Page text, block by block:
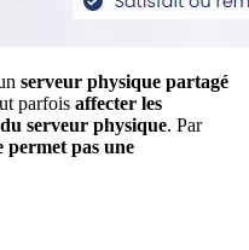
serveur physique partagé
parfois affecter les
serveur physique. Par
permet pas une